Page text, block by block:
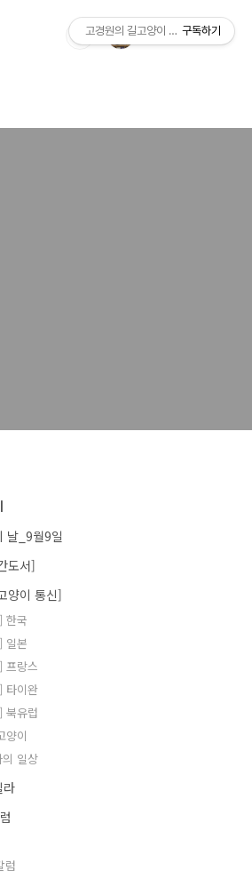
날_9월9일
도서]
양이 통신]
한국
일본
프랑스
타이완
북유럽
양이
의 일상
라
럼
고경원의 길고양이 통신+야옹서가
구독하기